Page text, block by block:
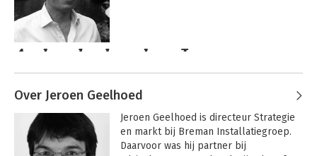
Andere boeken door Jeroen
Kemperman
Over Jeroen Geelhoed
Jeroen Geelhoed is directeur Strategie
en markt bij Breman Installatiegroep.
Daarvoor was hij partner bij